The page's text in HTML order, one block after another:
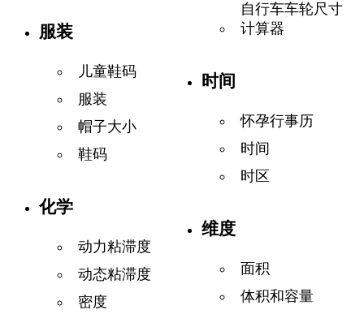
服装
儿童鞋码
服装
帽子大小
鞋码
化学
动力粘滞度
动态粘滞度
密度
自行车车轮尺寸
计算器
时间
怀孕行事历
时间
时区
维度
面积
体积和容量